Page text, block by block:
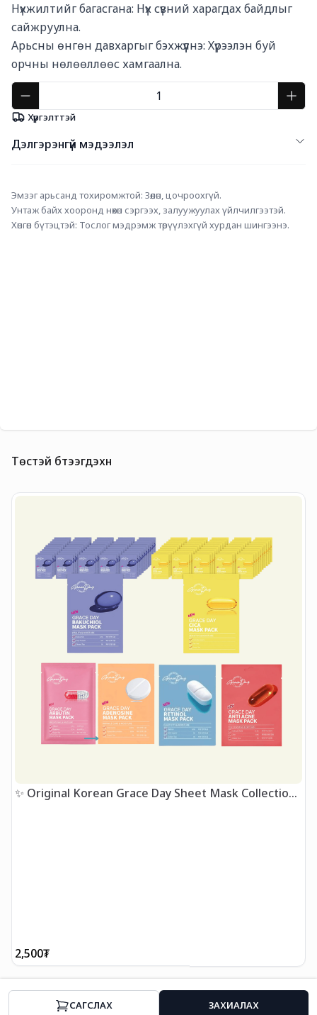
Нүхжилтийг багасгана: Нүх сүвний харагдах байдлыг
сайжруулна.
Арьсны өнгөн давхаргыг бэхжүүлнэ: Хүрээлэн буй
орчны нөлөөллөөс хамгаална.
CАГСЛАХ ЗАХИАЛАХ
Хүргэлттэй
Дэлгэрэнгүй мэдээлэл
Эмзэг арьсанд тохиромжтой: Зөөлөн, цочроохгүй.
Унтаж байх хооронд нөхөн сэргээх, залуужуулах үйлчилгээтэй.
Хөнгөн бүтэцтэй: Тослог мэдрэмж төрүүлэхгүй хурдан шингээнэ.
Төстэй бүтээгдэхүүн
✨ Original Korean Grace Day Sheet Mask Collection
2,500₮